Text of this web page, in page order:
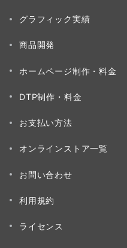
ジ
送
グラフィック実績
商品開発
ホームページ制作・料金
DTP制作・料金
お支払い方法
オンラインストア一覧
お問い合わせ
利用規約
ライセンス